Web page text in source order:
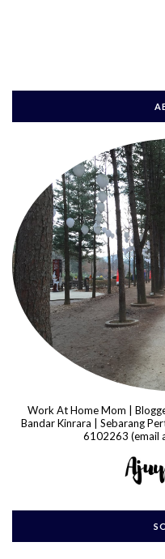
Work At Home Mom |
Bandar Kinrara | Sebarang
6102263 (email